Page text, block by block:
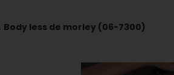
. Body less de morley (06-7300)